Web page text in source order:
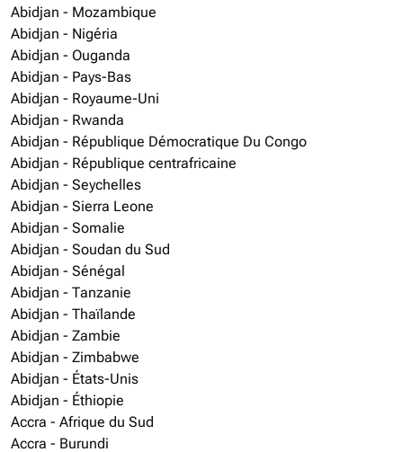
Abidjan - Mozambique
Abidjan - Nigéria
Abidjan - Ouganda
Abidjan - Pays-Bas
Abidjan - Royaume-Uni
Abidjan - Rwanda
Abidjan - République Démocratique Du Congo
Abidjan - République centrafricaine
Abidjan - Seychelles
Abidjan - Sierra Leone
Abidjan - Somalie
Abidjan - Soudan du Sud
Abidjan - Sénégal
Abidjan - Tanzanie
Abidjan - Thaïlande
Abidjan - Zambie
Abidjan - Zimbabwe
Abidjan - États-Unis
Abidjan - Éthiopie
Accra - Afrique du Sud
Accra - Burundi